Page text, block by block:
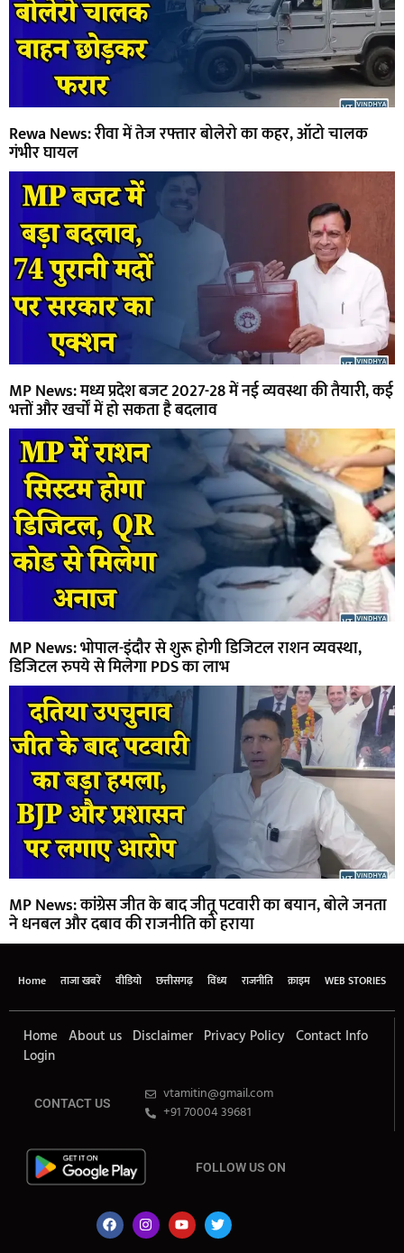
Rewa News: रीवा में तेज रफ्तार बोलेरो का कहर, ऑटो चालक
गंभीर घायल
MP News: मध्य प्रदेश बजट 2027-28 में नई व्यवस्था की तैयारी, कई
भत्तों और खर्चों में हो सकता है बदलाव
MP News: भोपाल-इंदौर से शुरू होगी डिजिटल राशन व्यवस्था,
डिजिटल रुपये से मिलेगा PDS का लाभ
MP News: कांग्रेस जीत के बाद जीतू पटवारी का बयान, बोले जनता
ने धनबल और दबाव की राजनीति को हराया
Home ताजा खबरें वीडियो छत्तीसगढ़ विंध्य राजनीति क्राइम WEB STORIES
Home About us Disclaimer Privacy Policy Contact Info
Login
CONTACT US
vtamitin@gmail.com
+91 70004 39681
FOLLOW US ON